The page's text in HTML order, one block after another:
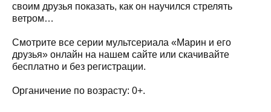
своим друзья показать, как он научился стрелять
ветром…
Смотрите все серии мультсериала «Марин и его
друзья» онлайн на нашем сайте или скачивайте
бесплатно и без регистрации.
Органичение по возрасту: 0+.